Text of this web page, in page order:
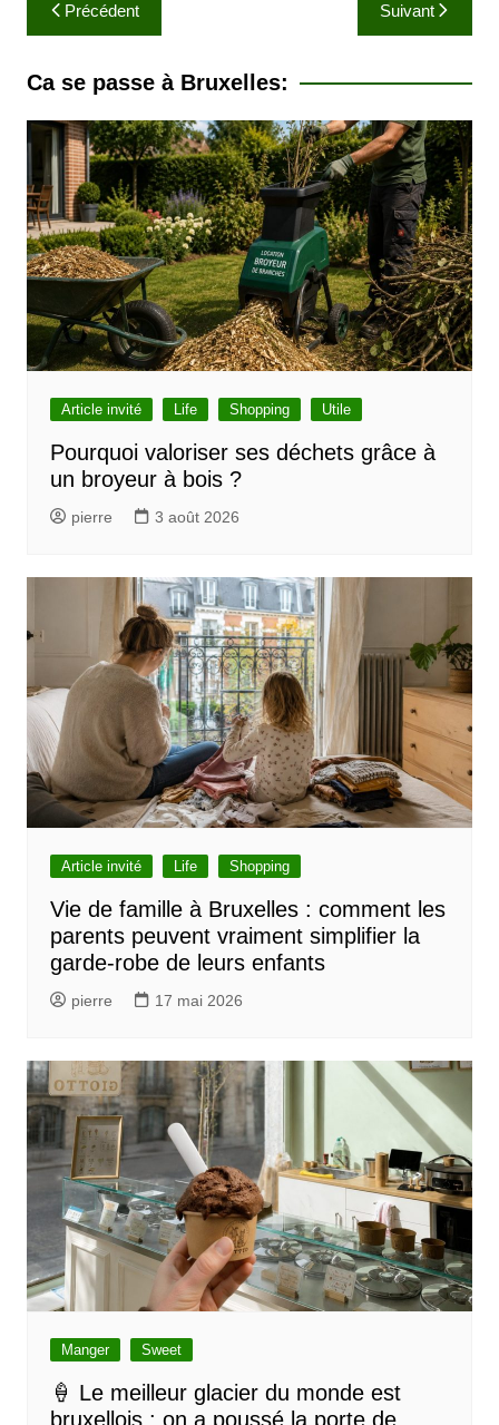
a
v
g
a
t
i
o
n
d
e
c
e
Précédent Suivant
Ca se passe à Bruxelles:
Article invité Life Shopping Utile
Pourquoi valoriser ses déchets grâce à
un broyeur à bois ?
pierre 3 août 2026
Article invité Life Shopping
Vie de famille à Bruxelles : comment les
parents peuvent vraiment simplifier la
garde-robe de leurs enfants
pierre 17 mai 2026
Manger Sweet
🍦 Le meilleur glacier du monde est
bruxellois : on a poussé la porte de